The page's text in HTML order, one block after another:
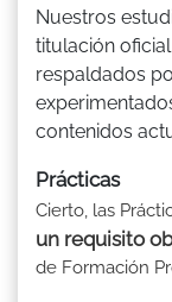
Nuestros
titulación
respaldados
contenidos
Prácticas
Cierto, las
un requisito
de Formación